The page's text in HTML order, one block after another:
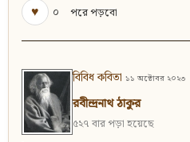
♥
০ পরে পড়বো
বিবিধ কবিতা ১১ অক্টোবর ২০২৩
রবীন্দ্রনাথ ঠাকুর
৫২৭ বার পড়া হয়েছে